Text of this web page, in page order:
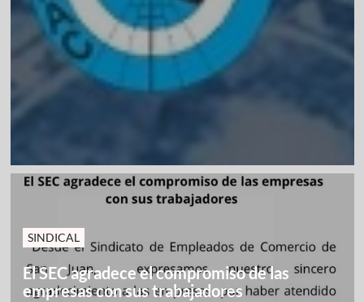
SINDICAL
El SEC agradece el compromiso de las
empresas con sus trabajadores